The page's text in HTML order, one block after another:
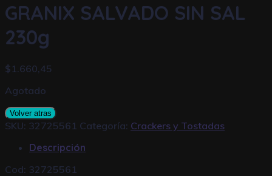
GRANIX SALVADO SIN SAL
230g
$ 1.660,45
Agotado
Volver atras
SKU: 32725561 Categoría: Crackers y Tostadas
Descripción
Cod: 32725561